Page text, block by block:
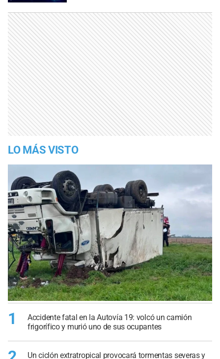
LO MÁS VISTO
1
Accidente fatal en la Autovía 19: volcó un camión
frigorífico y murió uno de sus ocupantes
Un ciclón extratropical provocará tormentas severas y